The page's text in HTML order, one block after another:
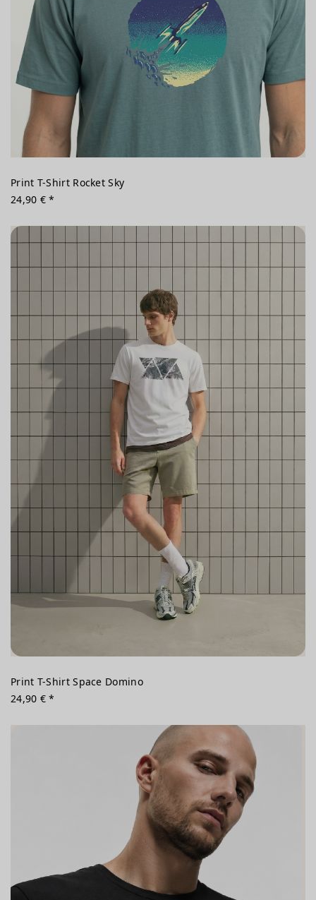
Print T-Shirt Rocket Sky
24,90 € *
Print T-Shirt Space Domino
24,90 € *